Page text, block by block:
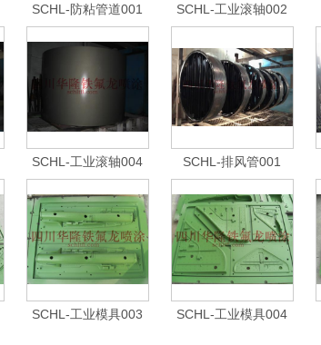
SCHL-防粘管道001 SCHL-工业滚轴002
SCHL-工业滚轴004 SCHL-排风管001
SCHL-工业模具003 SCHL-工业模具004